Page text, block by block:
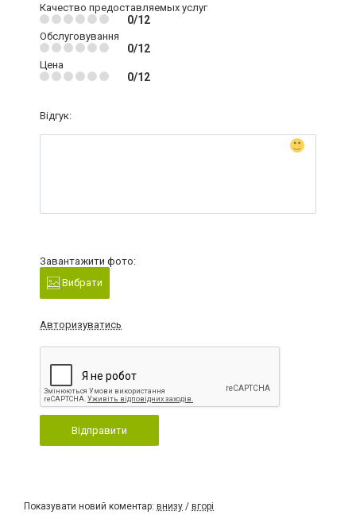
Качество предоставляемых услуг
0/12
Обслуговування
0/12
Цена
0/12
Відгук:
Завантажити фото:
Вибрати
Авторизуватись
Відправити
Показувати новий коментар: внизу / вгорі